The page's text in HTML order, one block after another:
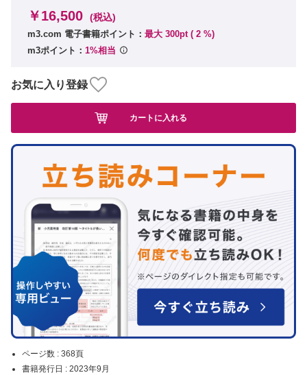
ページ数 : 368頁
書籍発行日 : 2023年9月
￥16,500 (税込)
m3.com 電子書籍ポイント： 最大 300pt ( 2 %)
m3ポイント： 1%相当
お気に入り登録
カートに入れる